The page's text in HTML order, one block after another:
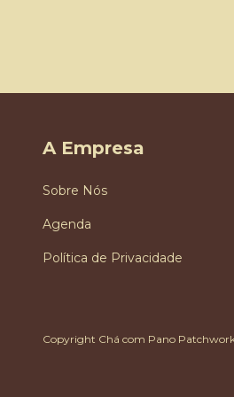
A Empresa
Sobre Nós
Agenda
Política de Privacidade
Copyright Chá com Pano Patchwork